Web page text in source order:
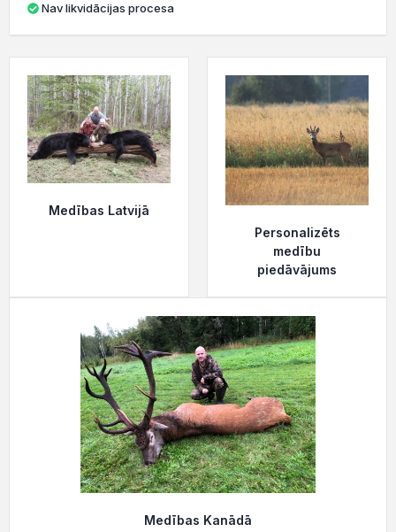
Nav likvidācijas procesa
Medības Latvijā
Personalizēts
medību
piedāvājums
Medības Kanādā